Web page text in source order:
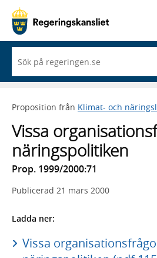
du
börjar
skriva
framträder
lista
med
sökförslag
Proposition från Klimat- och
Vissa
näringspolitiken
Prop. 1999/2000:71
Publicerad 21 mars 2000
Ladda ner:
Vissa